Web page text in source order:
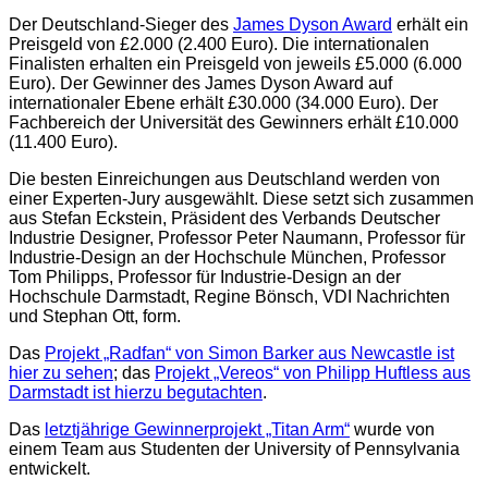
Der Deutschland-Sieger des James Dyson Award erhält ein
Preisgeld von £2.000 (2.400 Euro). Die internationalen
Finalisten erhalten ein Preisgeld von jeweils £5.000 (6.000
Euro). Der Gewinner des James Dyson Award auf
internationaler Ebene erhält £30.000 (34.000 Euro). Der
Fachbereich der Universität des Gewinners erhält £10.000
(11.400 Euro).
Die besten Einreichungen aus Deutschland werden von
einer Experten-Jury ausgewählt. Diese setzt sich zusammen
aus Stefan Eckstein, Präsident des Verbands Deutscher
Industrie Designer, Professor Peter Naumann, Professor für
Industrie-Design an der Hochschule München, Professor
Tom Philipps, Professor für Industrie-Design an der
Hochschule Darmstadt, Regine Bönsch, VDI Nachrichten
und Stephan Ott, form.
Das Projekt „Radfan“ von Simon Barker aus Newcastle ist
hier zu sehen; das Projekt „Vereos“ von Philipp Huftless aus
Darmstadt ist hierzu begutachten.
Das letztjährige Gewinnerprojekt „Titan Arm“ wurde von
einem Team aus Studenten der University of Pennsylvania
entwickelt.